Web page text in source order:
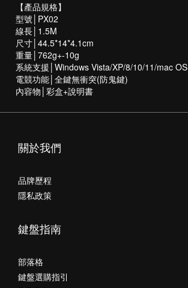
【產品規格】
型號│PX02
線長│1.5M
尺寸│44.5*14*4.1cm
重量│762g+-10g
系統支援│Windows Vista/XP/8/10/11/mac OS
電競功能│全鍵無衝突(防鬼鍵)
內容物│彩盒+說明書
關於我們
品牌歷程
隱私政策
鍵盤指南
部落格
鍵盤選購指引